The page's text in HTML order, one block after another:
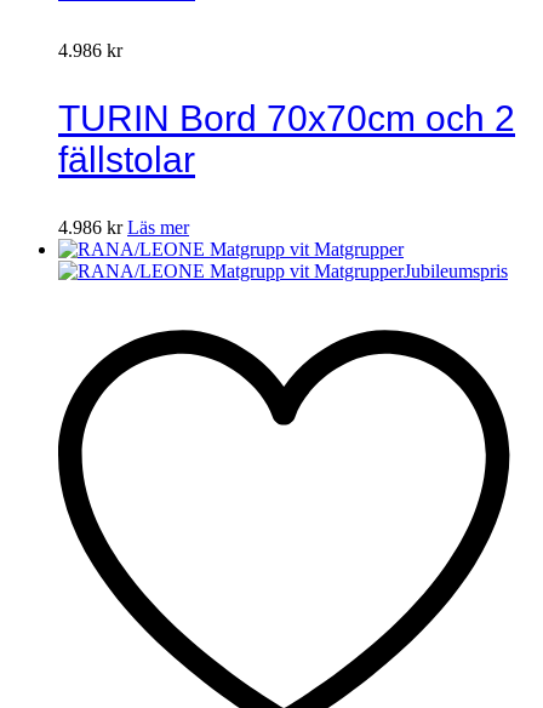
4.986 kr
TURIN Bord 70x70cm och 2
fällstolar
4.986 kr Läs mer
Jubileumspris